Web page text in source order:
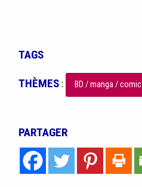
TAGS
THÈMES: BD / manga / comic
PARTAGER